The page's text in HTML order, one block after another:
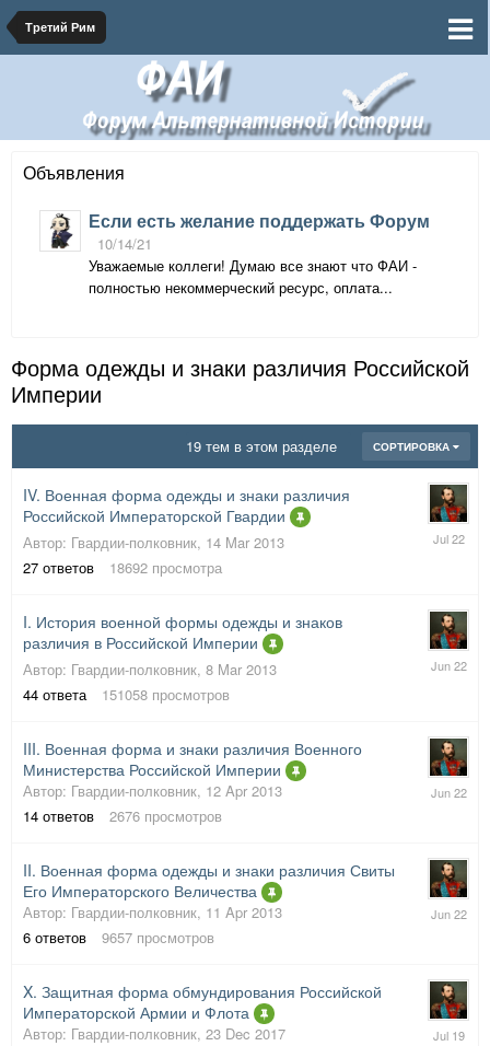
Третий Рим
Объявления
Если есть желание поддержать Форум
10/14/21
Уважаемые коллеги! Думаю все знают что ФАИ -
полностью некоммерческий ресурс, оплата...
Форма одежды и знаки различия Российской
Империи
СОРТИРОВКА
19 тем в этом разделе
IV. Военная форма одежды и знаки различия
Российской Императорской Гвардии
Автор: Гвардии-полковник, 14 Mar 2013
27 ответов 18692 просмотра
4
I. История военной формы одежды и знаков
различия в Российской Империи
Автор: Гвардии-полковник, 8 Mar 2013
44 ответа 151058 просмотров
27
III. Военная форма и знаки различия Военного
Министерства Российской Империи
Автор: Гвардии-полковник, 12 Apr 2013
14 ответов 2676 просмотров
23
II. Военная форма одежды и знаки различия Свиты
Его Императорского Величества
Автор: Гвардии-полковник, 11 Apr 2013
6 ответов 9657 просмотров
23
X. Защитная форма обмундирования Российской
Императорской Армии и Флота
Автор: Гвардии-полковник, 23 Dec 2017
2